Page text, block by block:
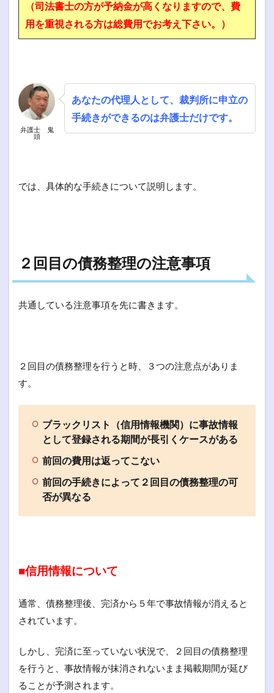
（司法書士の方が予納金が高くなりますので、費
用を重視される方は総費用でお考え下さい。）
弁護士 鬼
頭
あなたの代理人として、裁判所に申立の
手続きができるのは弁護士だけです。
では、具体的な手続きについて説明します。
２回目の債務整理の注意事項
共通している注意事項を先に書きます。
２回目の債務整理を行うと時、３つの注意点がありま
す。
ブラックリスト（信用情報機関）に事故情報
として登録される期間が長引くケースがある
前回の費用は返ってこない
前回の手続きによって２回目の債務整理の可
否が異なる
■信用情報について
通常、債務整理後、完済から５年で事故情報が消えると
されています。
しかし、完済に至っていない状況で、２回目の債務整理
を行うと、事故情報が抹消されないまま掲載期間が延び
ることが予測されます。